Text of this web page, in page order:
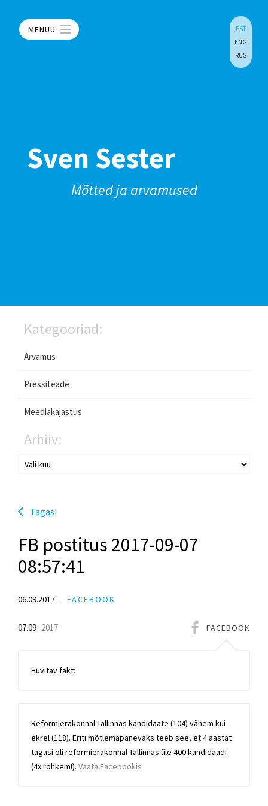
MENÜÜ
EST
ENG
RUS
Sven Sester
Mõtted ja arvamused
Kategooriad:
Arvamus
Pressiteade
Meediakajastus
Arhiiv:
Tagasi
FB postitus 2017-09-07
08:57:41
06.09.2017 FACEBOOK
FACEBOOK
07.09 2017
Huvitav fakt:
Reformierakonnal Tallinnas kandidaate (104) vähem kui
ekrel (118). Eriti mõtlemapanevaks teeb see, et 4 aastat
tagasi oli reformierakonnal Tallinnas üle 400 kandidaadi
(4x rohkem!). Vaata Facebookis